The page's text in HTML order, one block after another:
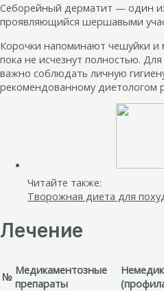
Себорейный дерматит — один
проявляющийся шершавыми
Корочки напоминают чешуйки и
пока не исчезнут полностью.
важно соблюдать личную
рекомендованному диетологом
Читайте также:
Творожная диета для
Лечение
№ Медикаментозные
препараты